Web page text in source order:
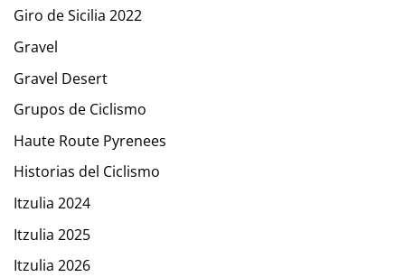
Giro de Sicilia 2022
Gravel
Gravel Desert
Grupos de Ciclismo
Haute Route Pyrenees
Historias del Ciclismo
Itzulia 2024
Itzulia 2025
Itzulia 2026